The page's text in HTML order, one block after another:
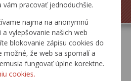
vám pracovať jednoduchšie.
najmä na anonymnú
vylepšovanie našich web
blokovanie zápisu cookies do
možné, že web sa spomalí a
fungovať úplne korektne.
cookies.
TLAČOVÉ SPRÁVY